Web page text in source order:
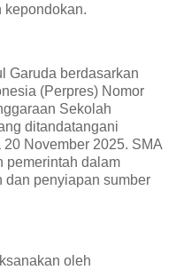
kepondokan.
Garuda berdasarkan
(Perpres) Nomor
Sekolah
ditandatangani
November 2025. SMA
pemerintah dalam
dan penyiapan sumber
oleh